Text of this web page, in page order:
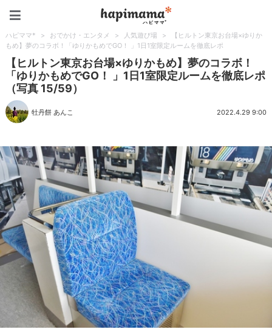
ハピママ* > おでかけ・エンタメ > 人気遊び場 >
【ヒルトン東京お台場×ゆりか
もめ】夢のコラボ！「ゆりかもめでGO！ 」1日1室限定ルームを徹底レポ
【ヒルトン東京お台場×ゆりかもめ】夢のコラボ！
「ゆりかもめでGO！ 」1日1室限定ルームを徹底レポ
（写真 15/59）
牡丹餅 あんこ 2022.4.29 9:00